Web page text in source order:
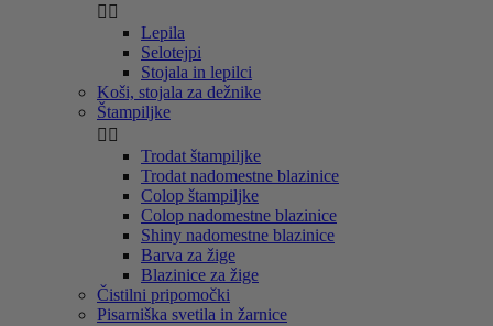
 
Lepila
Selotejpi
Stojala in lepilci
Koši, stojala za dežnike
Štampiljke
 
Trodat štampiljke
Trodat nadomestne blazinice
Colop štampiljke
Colop nadomestne blazinice
Shiny nadomestne blazinice
Barva za žige
Blazinice za žige
Čistilni pripomočki
Pisarniška svetila in žarnice